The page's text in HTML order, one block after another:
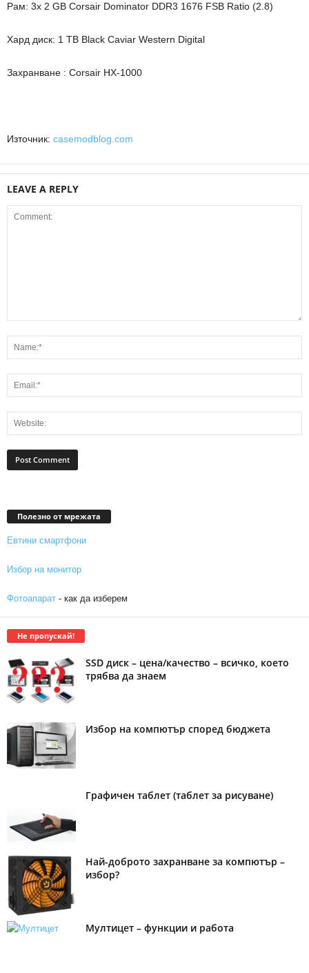
Рам: 3x 2 GB Corsair Dominator DDR3 1676 FSB Ratio (2.8)
Хард диск: 1 TB Black Caviar Western Digital
Захранване : Corsair HX-1000
Източник: casemodblog.com
LEAVE A REPLY
Полезно от мрежата
Евтини смартфони
Избор на монитор
Фотоапарат - как да изберем
Не пропускай!
SSD диск – цена/качество – всичко, което
трябва да знаем
Избор на компютър според бюджета
Графичен таблет (таблет за рисуване)
Най-доброто захранване за компютър –
избор?
Мултицет – функции и работа